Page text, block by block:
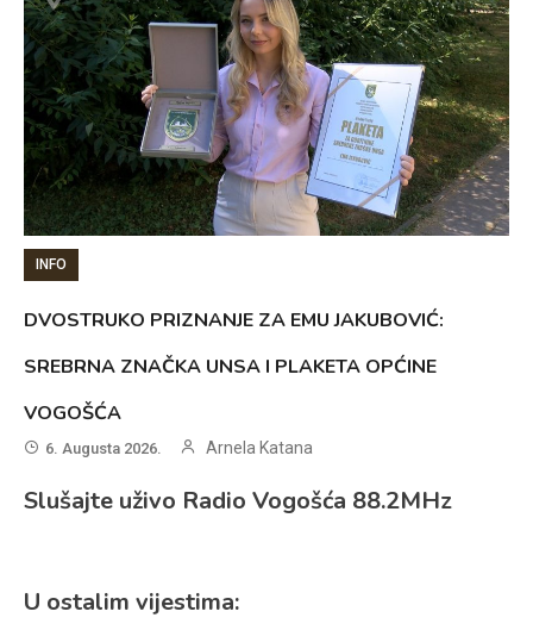
INFO
DVOSTRUKO PRIZNANJE ZA EMU JAKUBOVIĆ:
SREBRNA ZNAČKA UNSA I PLAKETA OPĆINE
VOGOŠĆA
6. Augusta 2026. Arnela Katana
Slušajte uživo Radio Vogošća 88.2MHz
U ostalim vijestima: